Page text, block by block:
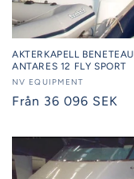
AKTERKAPELL BENETEAU
ANTARES 12 FLY SPORT
Säljare:
NV EQUIPMENT
Ordinarie
Från 36 096 SEK